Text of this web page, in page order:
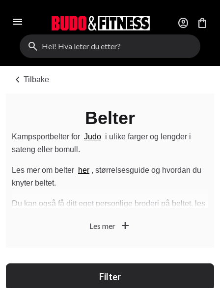
menu account_circle
shopping_bag
search
chevron_left Tilbake
Belter
Kampsportbelter for Judo i ulike farger og lengder i
sateng eller bomull.
Les mer om belter her , størrelsesguide og hvordan du
knyter beltet.
Du kan også få ditt eget personlige broderi på beltet, les
Les mer add
Filter